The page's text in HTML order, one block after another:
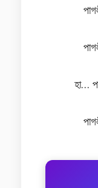
হা…